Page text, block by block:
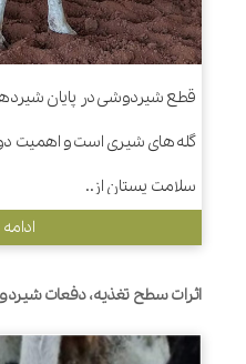
قطع شیردوشی در پایان
گله های شیری است و اهمیت
سلامت پستان از..